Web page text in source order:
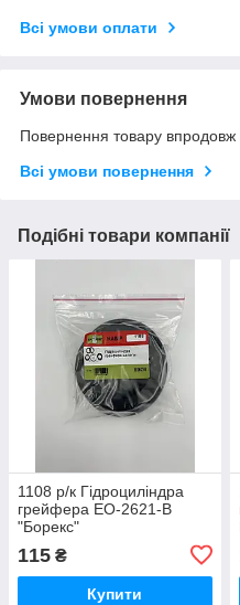
Всі умови оплати
Умови повернення
Повернення товару впродовж
Всі умови повернення
Подібні товари компанії
1108 р/к Гідроциліндра
грейфера ЕО-2621-В
"Борекс"
115 ₴
Купити